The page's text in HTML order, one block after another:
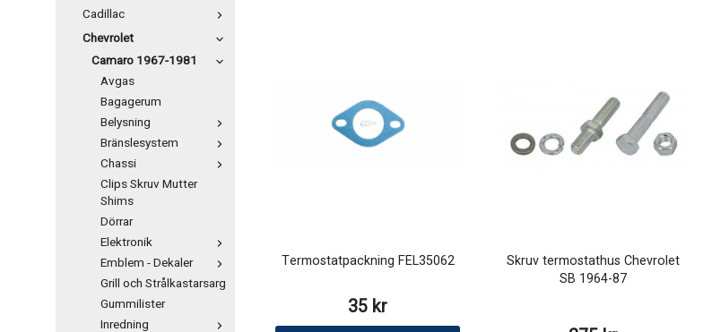
Cadillac
Chevrolet
Camaro 1967-1981
Avgas
Bagagerum
Belysning
Bränslesystem
Chassi
Clips Skruv Mutter
Shims
Dörrar
Elektronik
Emblem - Dekaler
Grill och Strålkastarsarg
Gummilister
Inredning
Termostatpackning FEL35062
35 kr
Skruv termostathus Chevrolet
SB 1964-87